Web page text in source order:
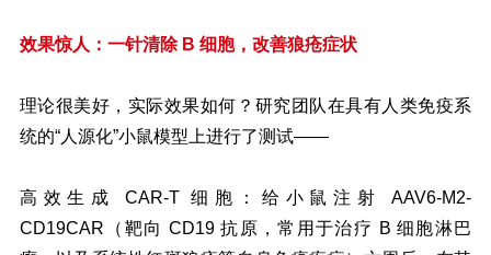
效果惊人：一针清除 B 细胞，改善狼疮症状
理论很美好，实际效果如何？研究团队在具有人类免疫系
统的“人源化”小鼠模型上进行了测试——
高效生成 CAR-T 细胞：给小鼠注射 AAV6-M2-
CD19CAR（靶向 CD19 抗原，常用于治疗 B 细胞淋巴